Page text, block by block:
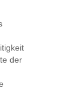
der